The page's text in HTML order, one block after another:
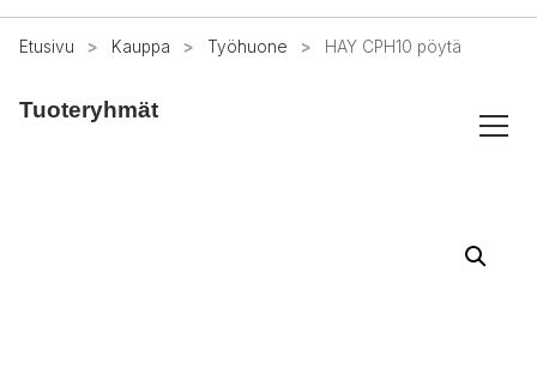
Etusivu > Kauppa > Työhuone > HAY CPH10 pöytä
Tuoteryhmät